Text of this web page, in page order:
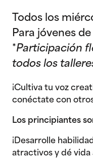
Todos los
Para jóvenes
*Participación
todos los
¡Cultiva tu voz
conéctate con
Los principiantes
¡Desarrolle
atractivos y dé vida